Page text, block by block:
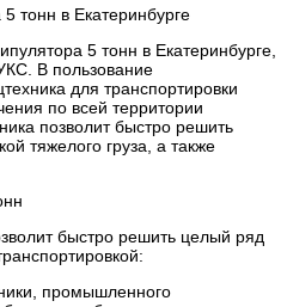
тонн в Екатеринбурге
5 тонн в Екатеринбурге,
В пользование
для транспортировки
по всей территории
позволит быстро решить
тяжелого груза, а также
быстро решить целый ряд
промышленного